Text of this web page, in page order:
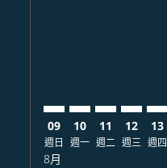
09
週日
8月
10
週一
11
週二
12
週三
13
週四